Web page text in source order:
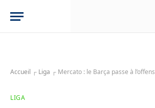
Accueil ┌ Liga ┌ Mercato : le Barça passe à l’offensive pour Karim
LIGA